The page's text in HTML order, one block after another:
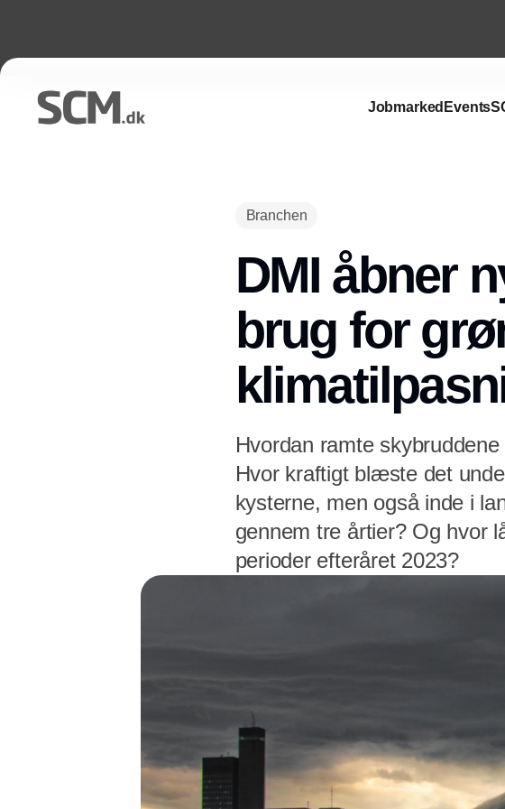
Jobmarked Events
Branchen
DMI åbner
brug for
Hvordan ramte
Hvor kraftigt blæste det
kysterne, men også inde i
gennem tre årtier? Og hvor
perioder efteråret 2023?